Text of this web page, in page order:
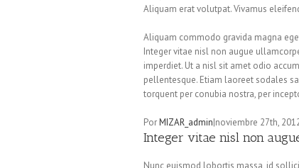
Aliquam erat volutpat. Vivamus
Aliquam commodo gravida magna
Integer vitae nisl non augue
imperdiet. Ut a nisl sit amet odio
pellentesque. Etiam laoreet sodales
torquent per conubia nostra, per
PorMIZAR_admin|noviembre 27th,
Integer vitae nisl non
Nunc euismod lobortis massa, id